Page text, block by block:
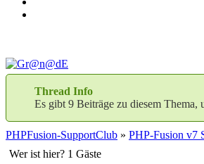
Thread Info
Es gibt 9 Beiträge zu diesem Thema,
PHPFusion-SupportClub » PHP-Fusion v7
Wer ist hier? 1 Gäste